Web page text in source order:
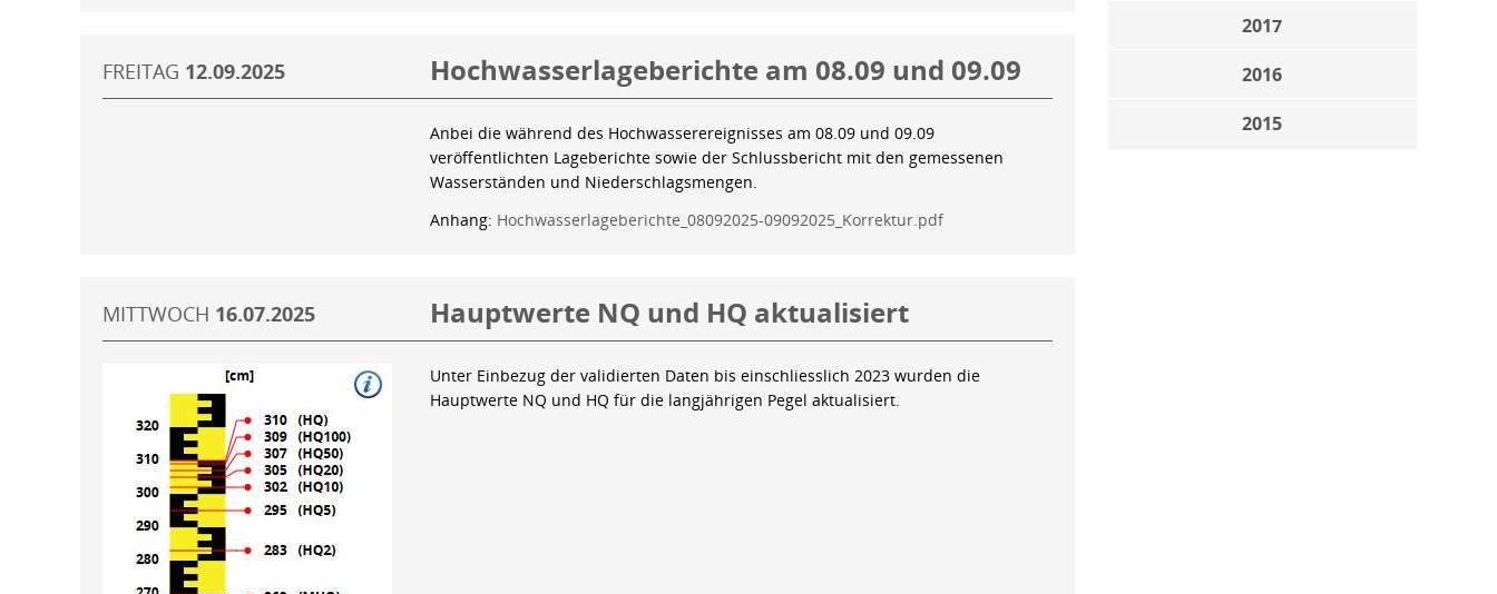
2017
2016
2015
FREITAG 12.09.2025 Hochwasserlageberichte am 08.09 und 09.09
Anbei die während des Hochwasserereignisses am 08.09 und 09.09
veröffentlichten Lageberichte sowie der Schlussbericht mit den gemessenen
Wasserständen und Niederschlagsmengen.
Anhang: Hochwasserlageberichte_08092025-09092025_Korrektur.pdf
MITTWOCH 16.07.2025 Hauptwerte NQ und HQ aktualisiert
Unter Einbezug der validierten Daten bis einschliesslich 2023 wurden die
Hauptwerte NQ und HQ für die langjährigen Pegel aktualisiert.